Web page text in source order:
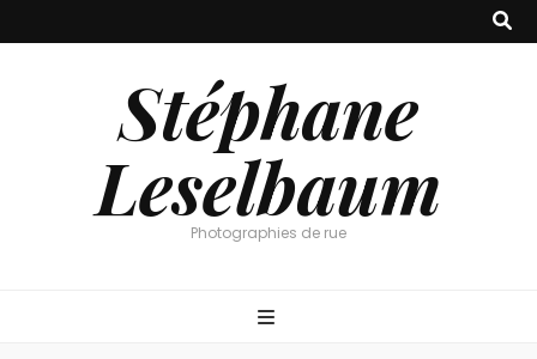
Stéphane
Leselbaum
Photographies de rue